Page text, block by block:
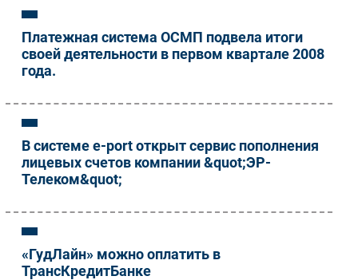
Платежная система ОСМП подвела итоги
своей деятельности в первом квартале 2008
года.
В системе e-port открыт сервис пополнения
лицевых счетов компании &quot;ЭР-
Телеком&quot;
«ГудЛайн» можно оплатить в
ТрансКредитБанке